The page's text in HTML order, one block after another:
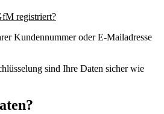
registriert?
Kundennummer oder E-Mailadresse
sind Ihre Daten sicher wie